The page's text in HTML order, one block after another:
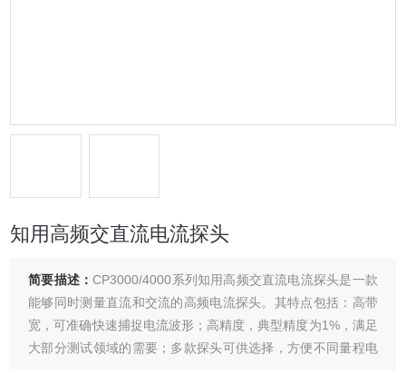
知用高频交直流电流探头
简要描述：CP3000/4000系列知用高频交直流电流探头是一款
能够同时测量直流和交流的高频电流探头。其特点包括：高带
宽，可准确快速捕捉电流波形；高精度，典型精度为1%，满足
大部分测试领域的需要；多款探头可供选择，方便不同量程电